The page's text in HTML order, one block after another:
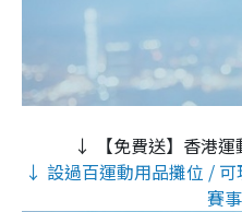
↓ 【免費送】香港
↓ 設過百運動用品攤位 /
賽